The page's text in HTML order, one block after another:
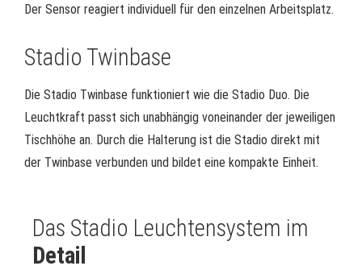
Der Sensor reagiert individuell für den einzelnen Arbeitsplatz.
Stadio Twinbase
Die Stadio Twinbase funktioniert wie die Stadio Duo. Die
Leuchtkraft passt sich unabhängig voneinander der jeweiligen
Tischhöhe an. Durch die Halterung ist die Stadio direkt mit
der Twinbase verbunden und bildet eine kompakte Einheit.
Das Stadio Leuchtensystem im
Detail